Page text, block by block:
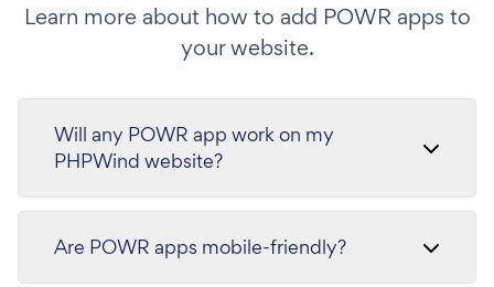
Learn more about how to add POWR apps to
your website.
Will any POWR app work on my
PHPWind website?
Are POWR apps mobile-friendly?